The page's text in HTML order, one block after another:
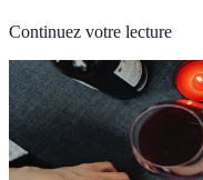
Continuez votre lecture